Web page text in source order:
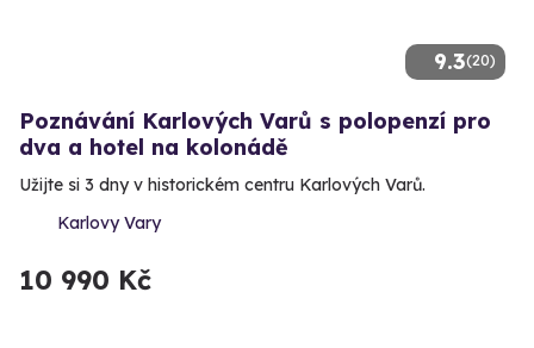
9.3(20)
Poznávání Karlových Varů s polopenzí pro
dva a hotel na kolonádě
Užijte si 3 dny v historickém centru Karlových Varů.
Karlovy Vary
10 990 Kč